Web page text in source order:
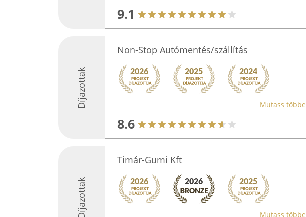
9.1
Díjazottak
Non-Stop Autómentés/szállítás
Mutass
8.6
Díjazottak
Timár-Gumi Kft
Mutass